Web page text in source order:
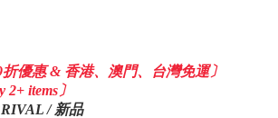
折優惠 & 香港、澳門、台灣免運〕
2+ items〕
/ 新品